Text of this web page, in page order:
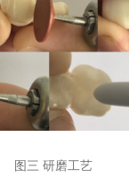
图三 研磨工艺